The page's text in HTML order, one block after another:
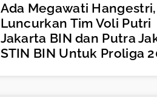
Ada Megawati
Luncurkan Tim Voli Putri
Jakarta BIN dan Putra
STIN BIN Untuk Proliga